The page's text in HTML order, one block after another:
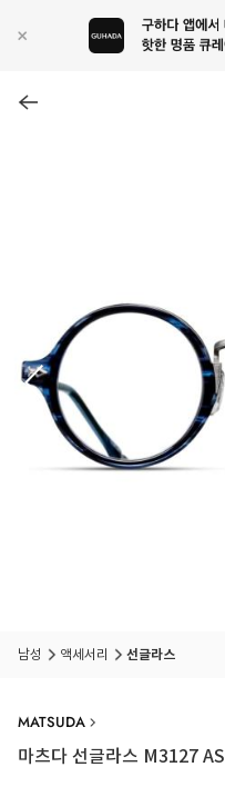
남성 액세서리 선글라스
MATSUDA
마츠다 선글라스 M3127